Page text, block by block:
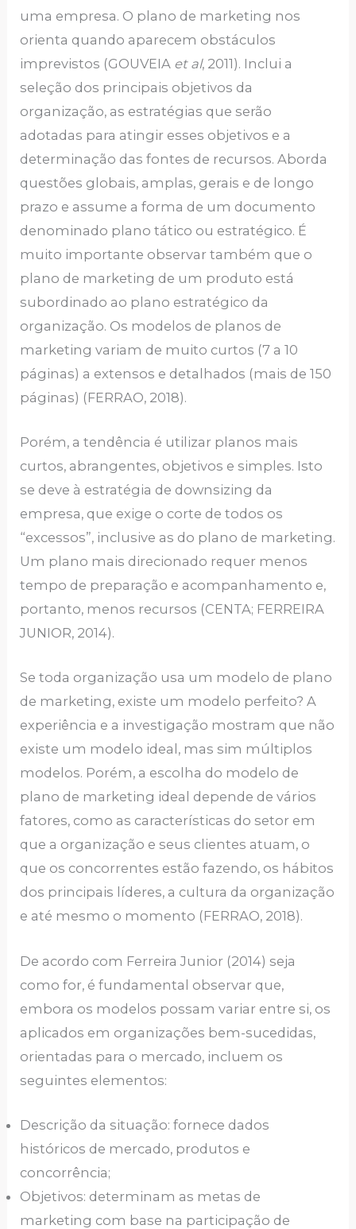
uma empresa. O plano de marketing nos
orienta quando aparecem obstáculos
imprevistos (GOUVEIA et al, 2011). Inclui a
seleção dos principais objetivos da
organização, as estratégias que serão
adotadas para atingir esses objetivos e a
determinação das fontes de recursos. Aborda
questões globais, amplas, gerais e de longo
prazo e assume a forma de um documento
denominado plano tático ou estratégico. É
muito importante observar também que o
plano de marketing de um produto está
subordinado ao plano estratégico da
organização. Os modelos de planos de
marketing variam de muito curtos (7 a 10
páginas) a extensos e detalhados (mais de 150
páginas) (FERRAO, 2018).
Porém, a tendência é utilizar planos mais
curtos, abrangentes, objetivos e simples. Isto
se deve à estratégia de downsizing da
empresa, que exige o corte de todos os
“excessos”, inclusive as do plano de marketing.
Um plano mais direcionado requer menos
tempo de preparação e acompanhamento e,
portanto, menos recursos (CENTA; FERREIRA
JUNIOR, 2014).
Se toda organização usa um modelo de plano
de marketing, existe um modelo perfeito? A
experiência e a investigação mostram que não
existe um modelo ideal, mas sim múltiplos
modelos. Porém, a escolha do modelo de
plano de marketing ideal depende de vários
fatores, como as características do setor em
que a organização e seus clientes atuam, o
que os concorrentes estão fazendo, os hábitos
dos principais líderes, a cultura da organização
e até mesmo o momento (FERRAO, 2018).
De acordo com Ferreira Junior (2014) seja
como for, é fundamental observar que,
embora os modelos possam variar entre si, os
aplicados em organizações bem-sucedidas,
orientadas para o mercado, incluem os
seguintes elementos:
Descrição da situação: fornece dados
históricos de mercado, produtos e
concorrência;
Objetivos: determinam as metas de
marketing com base na participação de